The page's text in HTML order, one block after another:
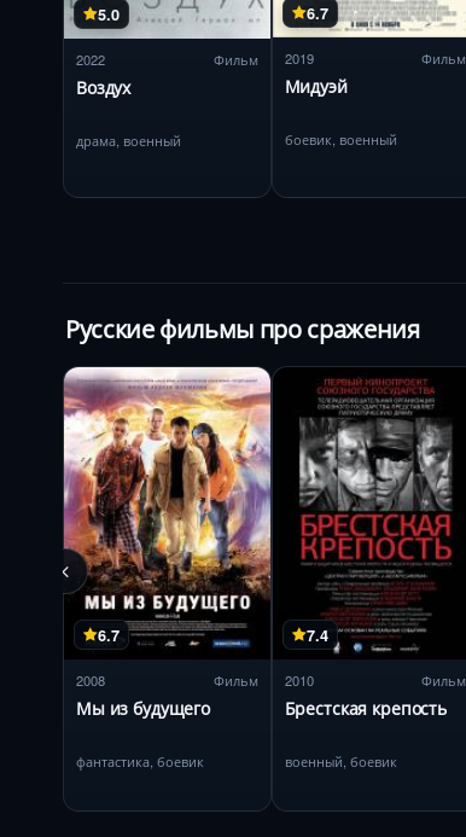
5.0
2022 Фильм
Воздух
драма, военный
6.7
2019 Фильм
Мидуэй
боевик, военный
Русские фильмы про сражения
6.7
2008 Фильм
Мы из будущего
фантастика, боевик
7.4
2010 Фильм
Брестская крепость
военный, боевик